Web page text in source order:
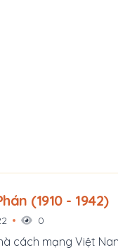
Trần Văn Phán (1910 - 1942)
0
cách mạng Việt